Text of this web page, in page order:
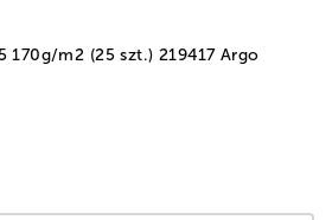
170g/m2 (25 szt.) 219417 Argo